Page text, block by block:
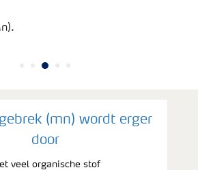
(mn) wordt erger
door
veel organische stof